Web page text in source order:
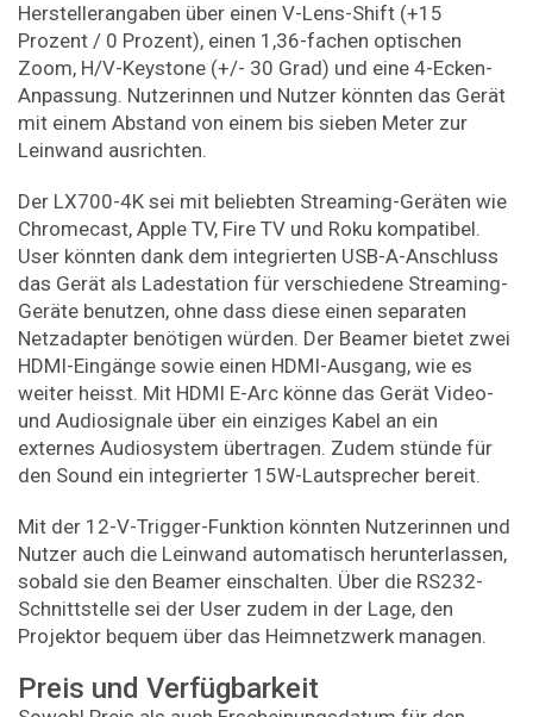
Herstellerangaben über einen V-Lens-Shift (+15
Prozent / 0 Prozent), einen 1,36-fachen optischen
Zoom, H/V-Keystone (+/- 30 Grad) und eine 4-Ecken-
Anpassung. Nutzerinnen und Nutzer könnten das Gerät
mit einem Abstand von einem bis sieben Meter zur
Leinwand ausrichten.
Der LX700-4K sei mit beliebten Streaming-Geräten wie
Chromecast, Apple TV, Fire TV und Roku kompatibel.
User könnten dank dem integrierten USB-A-Anschluss
das Gerät als Ladestation für verschiedene Streaming-
Geräte benutzen, ohne dass diese einen separaten
Netzadapter benötigen würden. Der Beamer bietet zwei
HDMI-Eingänge sowie einen HDMI-Ausgang, wie es
weiter heisst. Mit HDMI E-Arc könne das Gerät Video-
und Audiosignale über ein einziges Kabel an ein
externes Audiosystem übertragen. Zudem stünde für
den Sound ein integrierter 15W-Lautsprecher bereit.
Mit der 12-V-Trigger-Funktion könnten Nutzerinnen und
Nutzer auch die Leinwand automatisch herunterlassen,
sobald sie den Beamer einschalten. Über die RS232-
Schnittstelle sei der User zudem in der Lage, den
Projektor bequem über das Heimnetzwerk managen.
Preis und Verfügbarkeit